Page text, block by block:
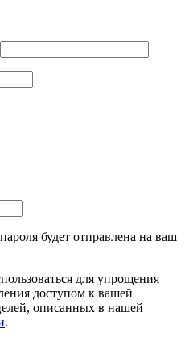
будет отправлена ​​на ваш
для упрощения
доступом к вашей
описанных в нашей
.